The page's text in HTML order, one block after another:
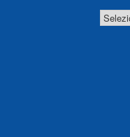
NEWS